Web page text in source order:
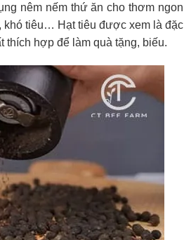
nêm nếm thứ ăn cho thơm ngon
khó tiêu… Hạt tiêu được xem là đặc
thích hợp để làm quà tặng, biếu.